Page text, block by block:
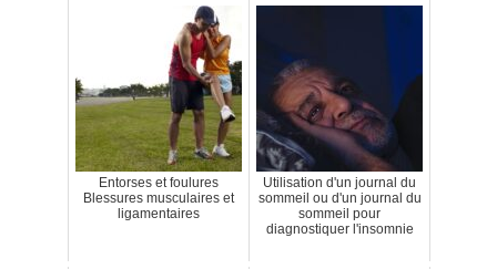
Entorses et foulures
Blessures musculaires et
ligamentaires
Utilisation d'un journal du
sommeil ou d'un journal du
sommeil pour
diagnostiquer l'insomnie